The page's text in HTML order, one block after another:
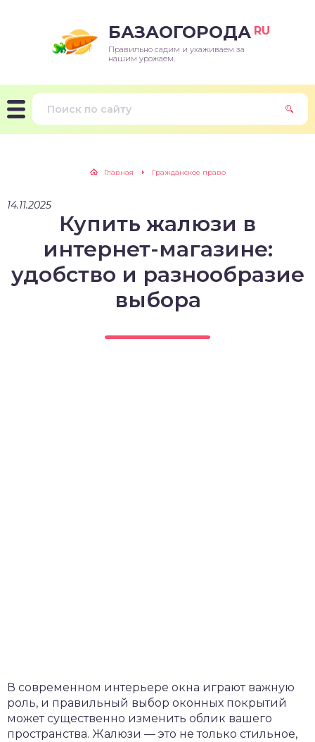
БАЗАОГОРОДА RU
Правильно садим и ухаживаем за
нашим урожаем.
Главная Гражданское право
14.11.2025
Купить жалюзи в
интернет-магазине:
удобство и разнообразие
выбора
В современном интерьере окна играют важную
роль, и правильный выбор оконных покрытий
может существенно изменить облик вашего
пространства. Жалюзи — это не только стильное,